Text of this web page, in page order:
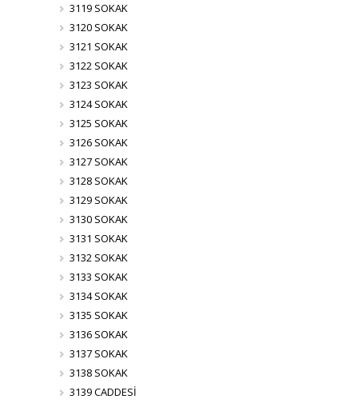
3119 SOKAK
3120 SOKAK
3121 SOKAK
3122 SOKAK
3123 SOKAK
3124 SOKAK
3125 SOKAK
3126 SOKAK
3127 SOKAK
3128 SOKAK
3129 SOKAK
3130 SOKAK
3131 SOKAK
3132 SOKAK
3133 SOKAK
3134 SOKAK
3135 SOKAK
3136 SOKAK
3137 SOKAK
3138 SOKAK
3139 CADDESİ